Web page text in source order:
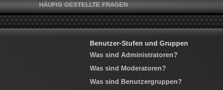
HÄUFIG GESTELLTE FRAGEN
Benutzer-Stufen und Gruppen
Was sind Administratoren?
Was sind Moderatoren?
Was sind Benutzergruppen?